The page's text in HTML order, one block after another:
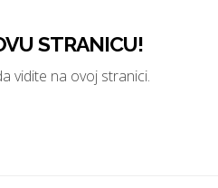
STRANICU!
vidite na ovoj stranici.